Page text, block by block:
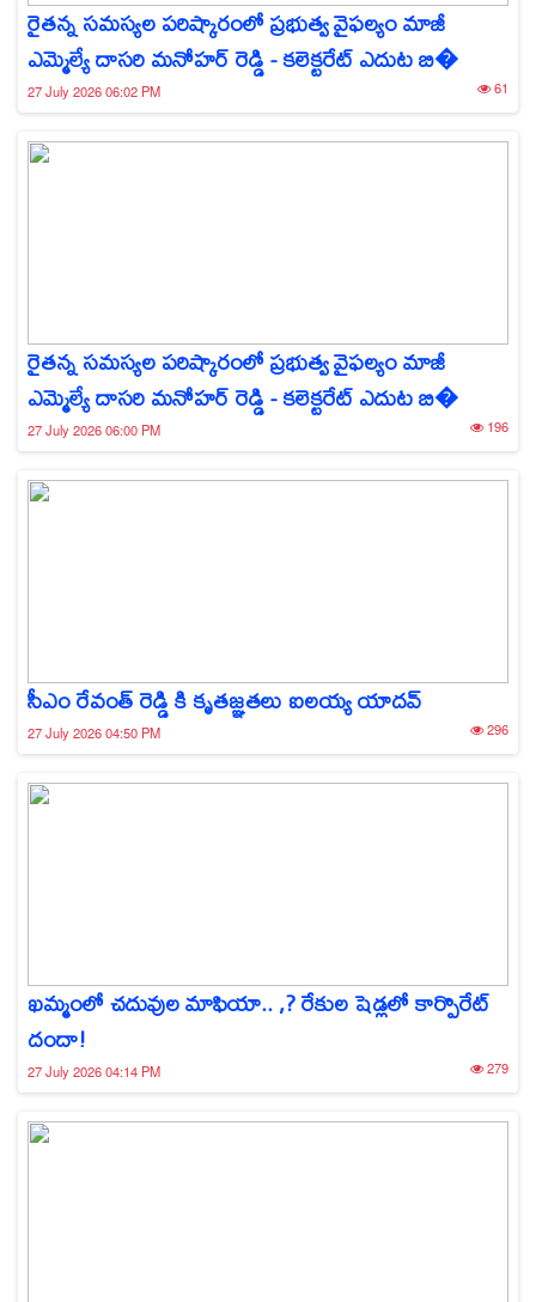
రైతన్న సమస్యల పరిష్కారంలో ప్రభుత్వ వైఫల్యం మాజీ
ఎమ్మెల్యే దాసరి మనోహర్ రెడ్డి - కలెక్టరేట్ ఎదుట బి�
27 July 2026 06:02 PM 61
రైతన్న సమస్యల పరిష్కారంలో ప్రభుత్వ వైఫల్యం మాజీ
ఎమ్మెల్యే దాసరి మనోహర్ రెడ్డి - కలెక్టరేట్ ఎదుట బి�
27 July 2026 06:00 PM 196
సీఎం రేవంత్ రెడ్డి కి కృతజ్ఞతలు ఐలయ్య యాదవ్
27 July 2026 04:50 PM 296
ఖమ్మంలో చదువుల మాఫియా.. ,? రేకుల షెడ్లలో కార్పొరేట్
దందా!
27 July 2026 04:14 PM 279